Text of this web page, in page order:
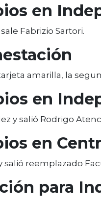
en
Fabrizio Sartori.
amarilla, la
en
y salió Rodrigo
en
salió reemplazado
para